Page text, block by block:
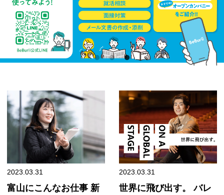
2023.03.31
富山にこんなお仕事 新
2023.03.31
世界に飛び出す。 バレ